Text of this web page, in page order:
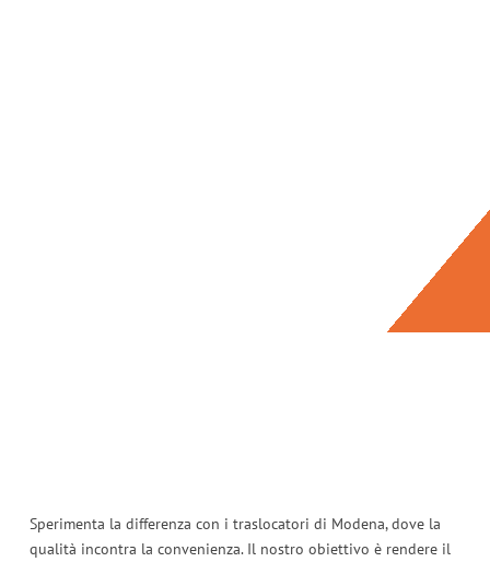
Sperimenta la differenza con i traslocatori di Modena, dove la
qualità incontra la convenienza. Il nostro obiettivo è rendere il